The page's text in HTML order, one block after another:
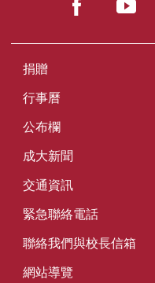
捐贈
行事曆
公布欄
成大新聞
交通資訊
緊急聯絡電話
聯絡我們與校長信箱
網站導覽